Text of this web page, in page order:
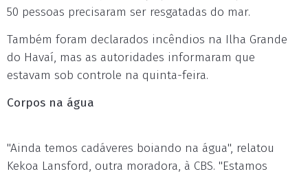
50 pessoas precisaram ser resgatadas do mar.
Também foram declarados incêndios na Ilha Grande
do Havaí, mas as autoridades informaram que
estavam sob controle na quinta-feira.
Corpos na água
"Ainda temos cadáveres boiando na água", relatou
Kekoa Lansford, outra moradora, à CBS. "Estamos